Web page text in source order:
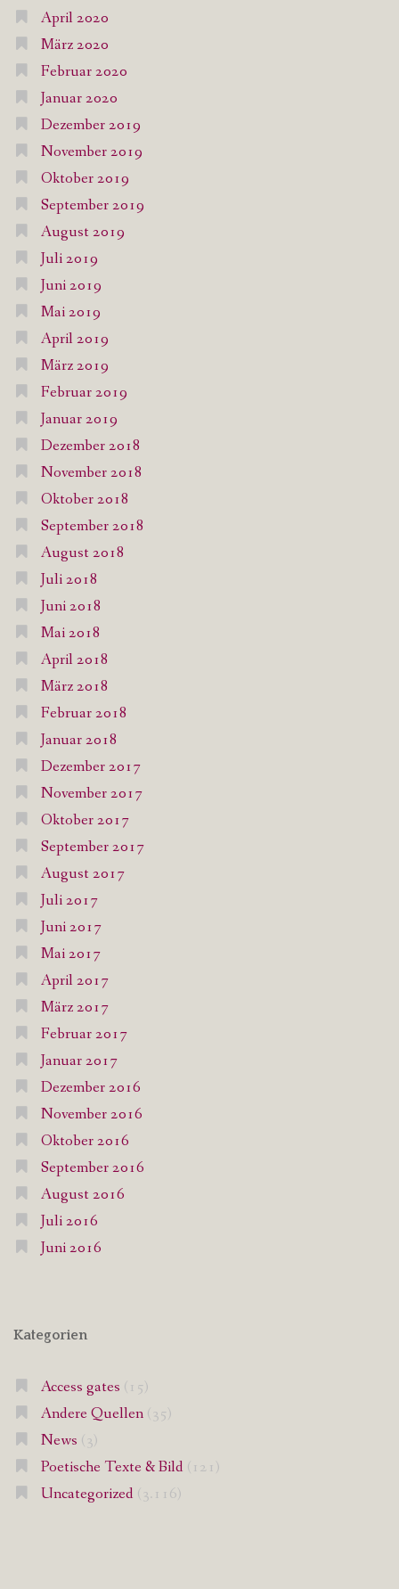
April 2020
März 2020
Februar 2020
Januar 2020
Dezember 2019
November 2019
Oktober 2019
September 2019
August 2019
Juli 2019
Juni 2019
Mai 2019
April 2019
März 2019
Februar 2019
Januar 2019
Dezember 2018
November 2018
Oktober 2018
September 2018
August 2018
Juli 2018
Juni 2018
Mai 2018
April 2018
März 2018
Februar 2018
Januar 2018
Dezember 2017
November 2017
Oktober 2017
September 2017
August 2017
Juli 2017
Juni 2017
Mai 2017
April 2017
März 2017
Februar 2017
Januar 2017
Dezember 2016
November 2016
Oktober 2016
September 2016
August 2016
Juli 2016
Juni 2016
Kategorien
Access gates (15)
Andere Quellen(35)
News (3)
Poetische Texte & Bild (121)
Uncategorized (3.116)